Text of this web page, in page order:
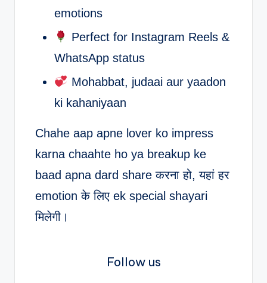
emotions
Perfect for Instagram Reels &
WhatsApp status
Mohabbat, judaai aur yaadon
ki kahaniyaan
Chahe aap apne lover ko impress
karna chaahte ho ya breakup ke
baad apna dard share करना हो, यहां हर
emotion के लिए ek special shayari
मिलेगी।
Follow us